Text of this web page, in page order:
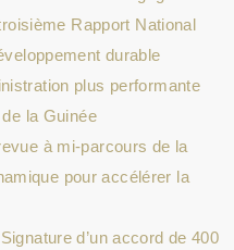
Rapport National
durable
plus performante
la Guinée
à mi-parcours de la
pour accélérer la
d’un accord de 400